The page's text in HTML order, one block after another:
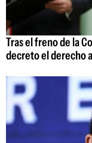
Tras el freno de la
decreto el derecho